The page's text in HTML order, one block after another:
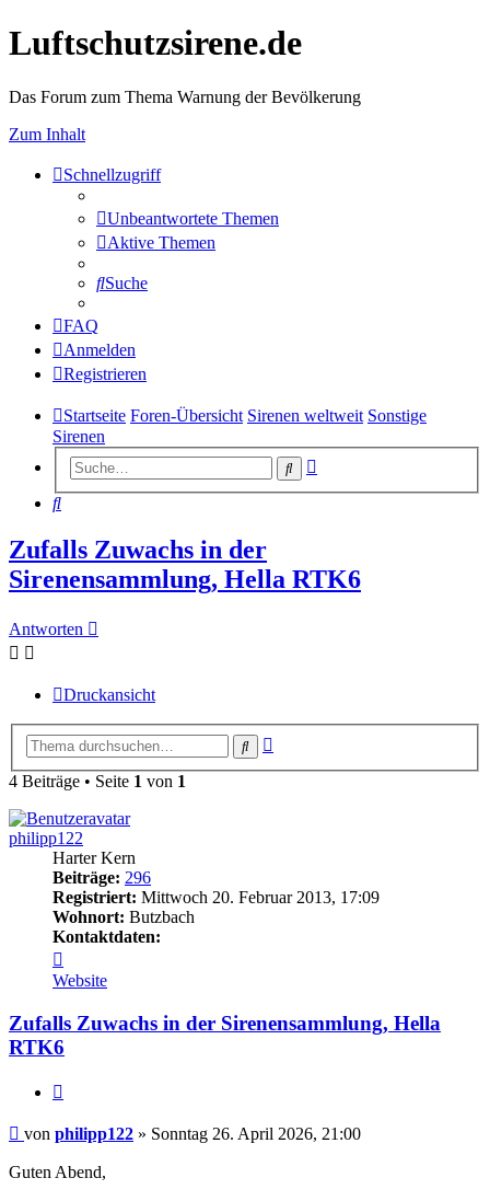
Luftschutzsirene.de
Das Forum zum Thema Warnung der Bevölkerung
Zum Inhalt
Schnellzugriff
Unbeantwortete Themen
Aktive Themen
Suche
FAQ
Anmelden
Registrieren
Startseite Foren-Übersicht Sirenen weltweit Sonstige
Sirenen
Suche
Suche
Zufalls Zuwachs in der
Sirenensammlung, Hella RTK6
Antworten
Druckansicht
Suche
4 Beiträge • Seite 1 von 1
philipp122
Harter Kern
Beiträge: 296
Registriert: Mittwoch 20. Februar 2013, 17:09
Wohnort: Butzbach
Kontaktdaten:
von
philipp122
Website
Zufalls Zuwachs in der Sirenensammlung, Hella
RTK6
Beitrag
von philipp122 » Sonntag 26. April 2026, 21:00
Guten Abend,